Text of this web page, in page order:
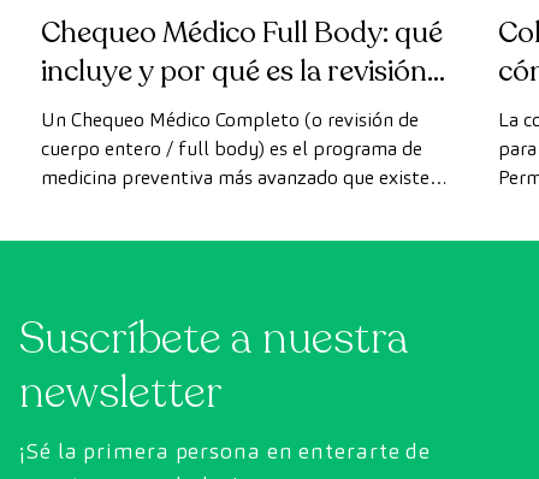
Chequeo Médico Full Body: qué
incluye y por qué es la revisión
más avanzada
Un Chequeo Médico Completo (o revisión de
cuerpo entero / full body) es el programa de
medicina preventiva más avanzado que existe
convencionales, este chequeo utiliza la
exhaustiva el estado de los órganos vitales, el
sistema vascular y el cerebro antes de que
aparezcan los primeros síntomas.
La
Suscríbete a nuestra
newsletter
¡Sé la primera persona en enterarte de